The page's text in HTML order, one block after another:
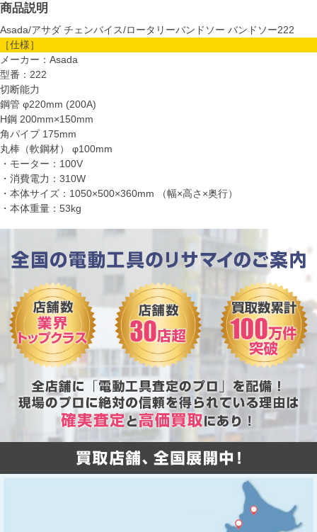
商品説明
Asada/アサダ チェンバイス/ロータリーバンドソー バンドソー222
［仕様］
メーカー：Asada
型番：222
切断能力
鋼管 φ220mm (200A)
H鋼 200mm×150mm
角パイプ 175mm
丸棒（軟鋼材） φ100mm
・モーター：100V
・消費電力：310W
・本体サイズ：1050×500×360mm （幅×高さ×奥行）
・本体重量：53kg